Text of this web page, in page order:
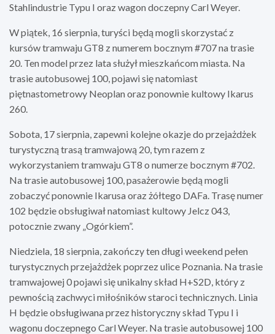
Stahlindustrie Typu I oraz wagon doczepny Carl Weyer.
W piątek, 16 sierpnia, turyści będą mogli skorzystać z
kursów tramwaju GT8 z numerem bocznym #707 na trasie
20. Ten model przez lata służył mieszkańcom miasta. Na
trasie autobusowej 100, pojawi się natomiast
piętnastometrowy Neoplan oraz ponownie kultowy Ikarus
260.
Sobota, 17 sierpnia, zapewni kolejne okazje do przejażdżek
turystyczną trasą tramwajową 20, tym razem z
wykorzystaniem tramwaju GT8 o numerze bocznym #702.
Na trasie autobusowej 100, pasażerowie będą mogli
zobaczyć ponownie Ikarusa oraz żółtego DAFa. Trasę numer
102 będzie obsługiwał natomiast kultowy Jelcz 043,
potocznie zwany „Ogórkiem”.
Niedziela, 18 sierpnia, zakończy ten długi weekend pełen
turystycznych przejażdżek poprzez ulice Poznania. Na trasie
tramwajowej 0 pojawi się unikalny skład H+S2D, który z
pewnością zachwyci miłośników staroci technicznych. Linia
H będzie obsługiwana przez historyczny skład Typu I i
wagonu doczepnego Carl Weyer. Na trasie autobusowej 100